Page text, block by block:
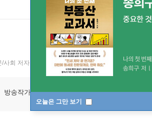
오늘은 그만 보기
/사회 저자
방송작가, 번역가